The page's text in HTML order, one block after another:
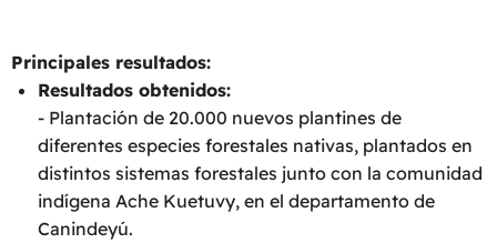
Principales resultados:
Resultados obtenidos:
- Plantación de 20.000 nuevos plantines de
diferentes especies forestales nativas, plantados en
distintos sistemas forestales junto con la comunidad
indígena Ache Kuetuvy, en el departamento de
Canindeyú.